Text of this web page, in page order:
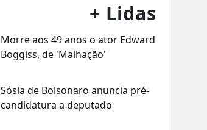
+ Lidas
Morre aos 49 anos o ator Edward
Boggiss, de 'Malhação'
Sósia de Bolsonaro anuncia pré-
candidatura a deputado